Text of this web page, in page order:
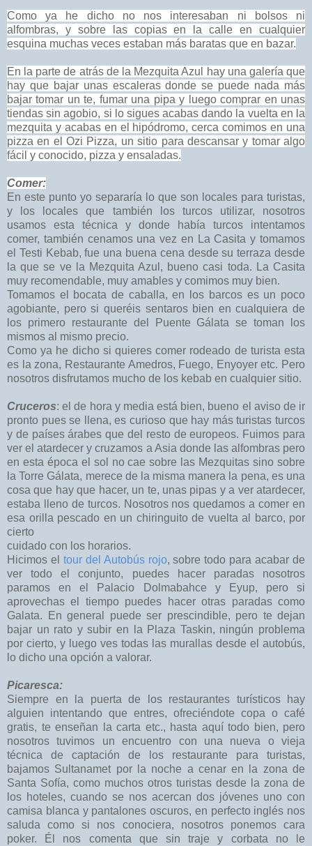
Como ya he dicho no nos interesaban ni bolsos ni
alfombras, y sobre las copias en la calle en cualquier
esquina muchas veces estaban más baratas que en bazar.
En la parte de atrás de la Mezquita Azul hay una galería que
hay que bajar unas escaleras donde se puede nada más
bajar tomar un te, fumar una pipa y luego comprar en unas
tiendas sin agobio, si lo sigues acabas dando la vuelta en la
mezquita y acabas en el hipódromo, cerca comimos en una
pizza en el Ozi Pizza, un sitio para descansar y tomar algo
fácil y conocido, pizza y ensaladas.
Comer:
En este punto yo separaría lo que son locales para turistas,
y los locales que también los turcos utilizar, nosotros
usamos esta técnica y donde había turcos intentamos
comer, también cenamos una vez en La Casita y tomamos
el Testi Kebab, fue una buena cena desde su terraza desde
la que se ve la Mezquita Azul, bueno casi toda. La Casita
muy recomendable, muy amables y comimos muy bien.
Tomamos el bocata de caballa, en los barcos es un poco
agobiante, pero si queréis sentaros bien en cualquiera de
los primero restaurante del Puente Gálata se toman los
mismos al mismo precio.
Como ya he dicho si quieres comer rodeado de turista esta
es la zona, Restaurante Amedros, Fuego, Enyoyer etc. Pero
nosotros disfrutamos mucho de los kebab en cualquier sitio.
Cruceros: el de hora y media está bien, bueno el aviso de ir
pronto pues se llena, es curioso que hay más turistas turcos
y de países árabes que del resto de europeos. Fuimos para
ver el atardecer y cruzamos a Asia donde las alfombras pero
en esta época el sol no cae sobre las Mezquitas sino sobre
la Torre Gálata, merece de la misma manera la pena, es una
cosa que hay que hacer, un te, unas pipas y a ver atardecer,
estaba lleno de turcos. Nosotros nos quedamos a comer en
esa orilla pescado en un chiringuito de vuelta al barco, por
cierto
cuidado con los horarios.
Hicimos el tour del Autobús rojo, sobre todo para acabar de
ver todo el conjunto, puedes hacer paradas nosotros
paramos en el Palacio Dolmabahce y Eyup, pero si
aprovechas el tiempo puedes hacer otras paradas como
Galata. En general puede ser prescindible, pero te dejan
bajar un rato y subir en la Plaza Taskin, ningún problema
por cierto, y luego ves todas las murallas desde el autobús,
lo dicho una opción a valorar.
Picaresca:
Siempre en la puerta de los restaurantes turísticos hay
alguien intentando que entres, ofreciéndote copa o café
gratis, te enseñan la carta etc., hasta aquí todo bien, pero
nosotros tuvimos un encuentro con una nueva o vieja
técnica de captación de los restaurante para turistas,
bajamos Sultanamet por la noche a cenar en la zona de
Santa Sofía, como muchos otros turistas desde la zona de
los hoteles, cuando se nos acercan dos jóvenes uno con
camisa blanca y pantalones oscuros, en perfecto inglés nos
saluda como si nos conociera, nosotros ponemos cara
poker. Él nos comenta que sin traje y corbata no le